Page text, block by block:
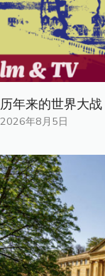
历年来的世界大战
2026年8月5日